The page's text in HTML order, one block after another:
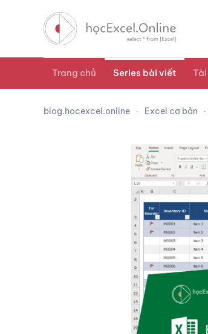
Trang chủ Series bài viết
blog.hocexcel.online Excel cơ bản